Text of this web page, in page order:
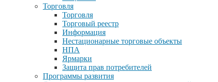
Торговля
Торговля
Торговый реестр
Информация
Нестационарные торговые объекты
НПА
Ярмарки
Защита прав потребителей
Программы развития